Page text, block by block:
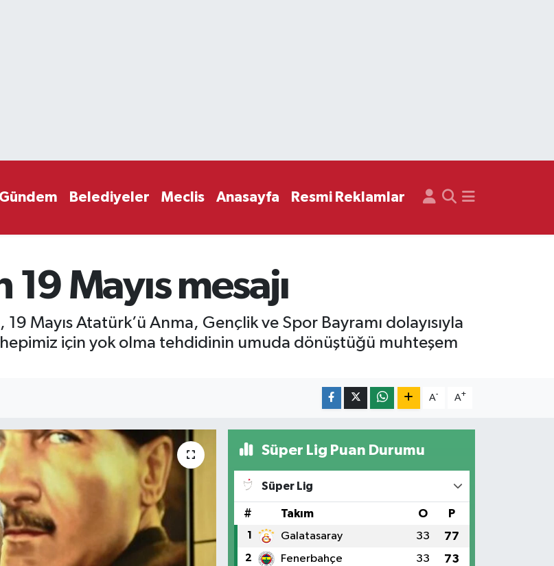
Gündem Belediyeler Meclis Anasayfa Resmi Reklamlar
19 Mayıs mesajı
Mayıs Atatürk’ü Anma, Gençlik ve Spor Bayramı dolayısıyla
hepimiz için yok olma tehdidinin umuda dönüştüğü muhteşem
A- A+
Süper Lig Puan Durumu
Süper Lig
# Takım O P
1 Galatasaray 33 77
2 Fenerbahçe 33 73